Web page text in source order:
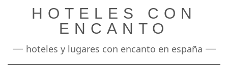
HOTELES CON
ENCANTO
hoteles y lugares con encanto en españa